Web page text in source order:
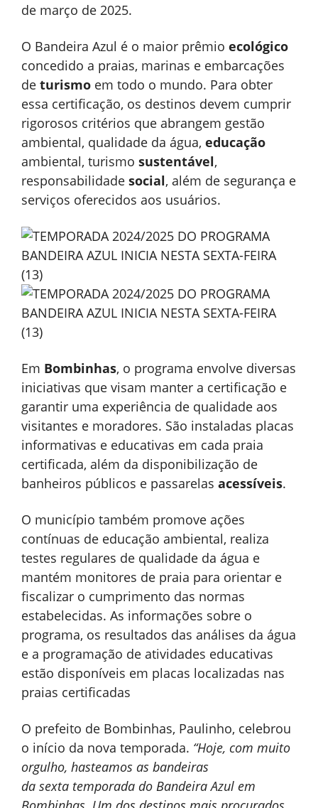
de março de 2025.
O Bandeira Azul é o maior prêmio ecológico
concedido a praias, marinas e embarcações
de turismo em todo o mundo. Para obter
essa certificação, os destinos devem cumprir
rigorosos critérios que abrangem gestão
ambiental, qualidade da água, educação
ambiental, turismo sustentável,
responsabilidade social, além de segurança e
serviços oferecidos aos usuários.
Em Bombinhas, o programa envolve diversas
iniciativas que visam manter a certificação e
garantir uma experiência de qualidade aos
visitantes e moradores. São instaladas placas
informativas e educativas em cada praia
certificada, além da disponibilização de
banheiros públicos e passarelas acessíveis.
O município também promove ações
contínuas de educação ambiental, realiza
testes regulares de qualidade da água e
mantém monitores de praia para orientar e
fiscalizar o cumprimento das normas
estabelecidas. As informações sobre o
programa, os resultados das análises da água
e a programação de atividades educativas
estão disponíveis em placas localizadas nas
praias certificadas
O prefeito de Bombinhas, Paulinho, celebrou
o início da nova temporada. “Hoje, com muito
orgulho, hasteamos as bandeiras
da sexta temporada do Bandeira Azul em